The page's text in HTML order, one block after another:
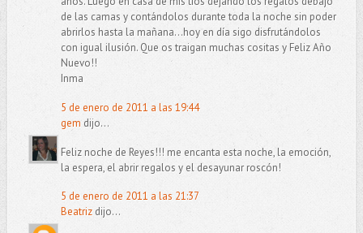
de las camas y contándolos durante toda la noche sin poder
abrirlos hasta la mañana...hoy en día sigo disfrutándolos
con igual ilusión. Que os traigan muchas cositas y Feliz Año
Nuevo!!
Inma
5 de enero de 2011 a las 19:44
gem dijo...
Feliz noche de Reyes!!! me encanta esta noche, la emoción,
la espera, el abrir regalos y el desayunar roscón!
5 de enero de 2011 a las 21:37
Beatrizdijo...